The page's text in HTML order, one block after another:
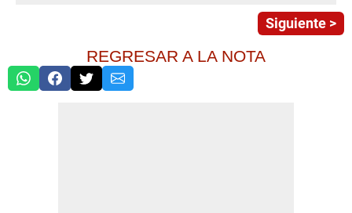
Siguiente >
REGRESAR A LA NOTA